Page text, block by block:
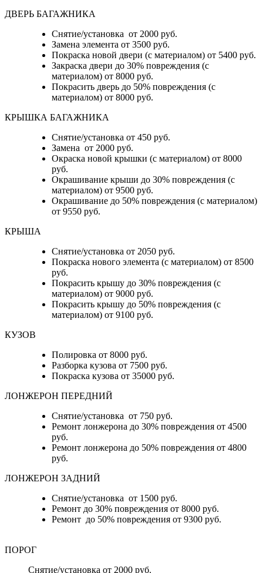
ДВЕРЬ БАГАЖНИКА
Снятие/установка от 2000 руб.
Замена элемента от 3500 руб.
Покраска новой двери (с материалом) от 5400 руб.
Закраска двери до 30% повреждения (с
материалом) от 8000 руб.
Покрасить дверь до 50% повреждения (с
материалом) от 8000 руб.
КРЫШКА БАГАЖНИКА
Снятие/установка от 450 руб.
Замена от 2000 руб.
Окраска новой крышки (с материалом) от 8000
руб.
Окрашивание крыши до 30% повреждения (с
материалом) от 9500 руб.
Окрашивание до 50% повреждения (с материалом)
от 9550 руб.
КРЫША
Снятие/установка от 2050 руб.
Покраска нового элемента (с материалом) от 8500
руб.
Покрасить крышу до 30% повреждения (с
материалом) от 9000 руб.
Покрасить крышу до 50% повреждения (с
материалом) от 9100 руб.
КУЗОВ
Полировка от 8000 руб.
Разборка кузова от 7500 руб.
Покраска кузова от 35000 руб.
ЛОНЖЕРОН ПЕРЕДНИЙ
Снятие/установка от 750 руб.
Ремонт лонжерона до 30% повреждения от 4500
руб.
Ремонт лонжерона до 50% повреждения от 4800
руб.
ЛОНЖЕРОН ЗАДНИЙ
Снятие/установка от 1500 руб.
Ремонт до 30% повреждения от 8000 руб.
Ремонт до 50% повреждения от 9300 руб.
ПОРОГ
Снятие/установка от 2000 руб.